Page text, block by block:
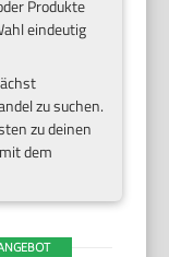
Produkte
eindeutig
zu suchen.
zu deinen
dem